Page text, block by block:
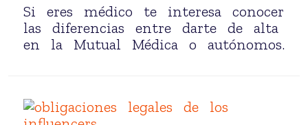
Si eres médico te interesa conocer
las diferencias entre darte de alta
en la Mutual Médica o autónomos.